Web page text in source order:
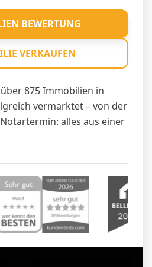
875 Immobilien in
vermarktet – von der
alles aus einer
BEWERTUNG
VERKAUFEN